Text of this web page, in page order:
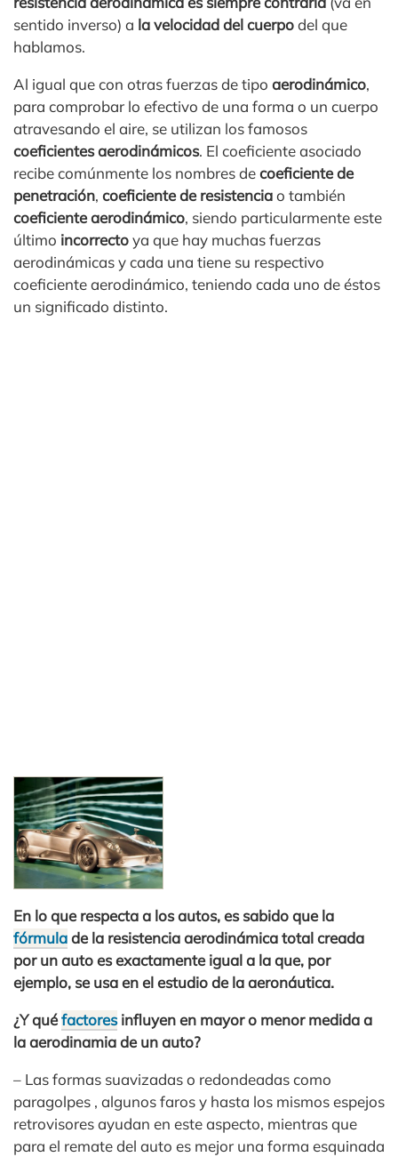
sentido inverso) a la velocidad del cuerpodel que
hablamos.
Al igual que con otras fuerzas de tipo aerodinámico,
para comprobar lo efectivo de una forma o un cuerpo
atravesando el aire, se utilizan los famosos
coeficientes aerodinámicos. El coeficiente asociado
recibe comúnmente los nombres decoeficiente de
penetración, coeficiente de resistenciao también
coeficiente aerodinámico, siendo particularmente este
último incorrectoya que hay muchas fuerzas
aerodinámicas y cada una tiene su respectivo
coeficiente aerodinámico, teniendo cada uno de éstos
un significado distinto.
En lo que respecta a los autos, es sabido que la
fórmulade la resistencia aerodinámica total creada
por un auto es exactamente igual a la que, por
ejemplo, se usa en el estudio de la aeronáutica.
¿Y quéfactoresinfluyen en mayor o menor medida a
la aerodinamia de un auto?
– Las formas suavizadas o redondeadas como
paragolpes , algunos faros y hasta los mismos espejos
retrovisores ayudan en este aspecto, mientras que
para el remate del auto es mejor una forma esquinada